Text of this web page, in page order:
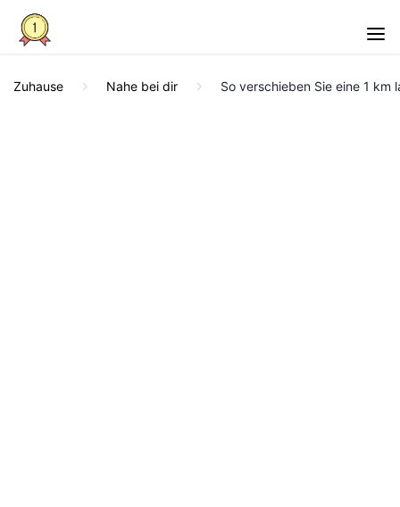
Zuhause Nahe bei dir So verschieben Sie eine 1